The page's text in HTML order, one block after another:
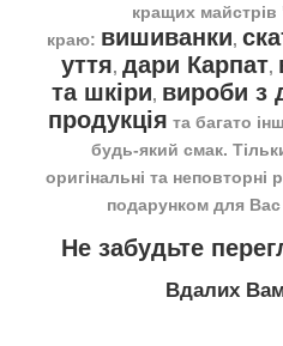
кращих майстрів
краю: вишиванки,
уття, дари Карпат,
та шкіри, вироби з
продукція та багато
будь-який смак.
оригінальні та
подарунком для
Не забудьте
Вдалих Вам